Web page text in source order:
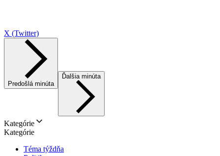
X (Twitter)
Predošlá minúta
Ďalšia minúta
Kategórie
Kategórie
Téma týždňa